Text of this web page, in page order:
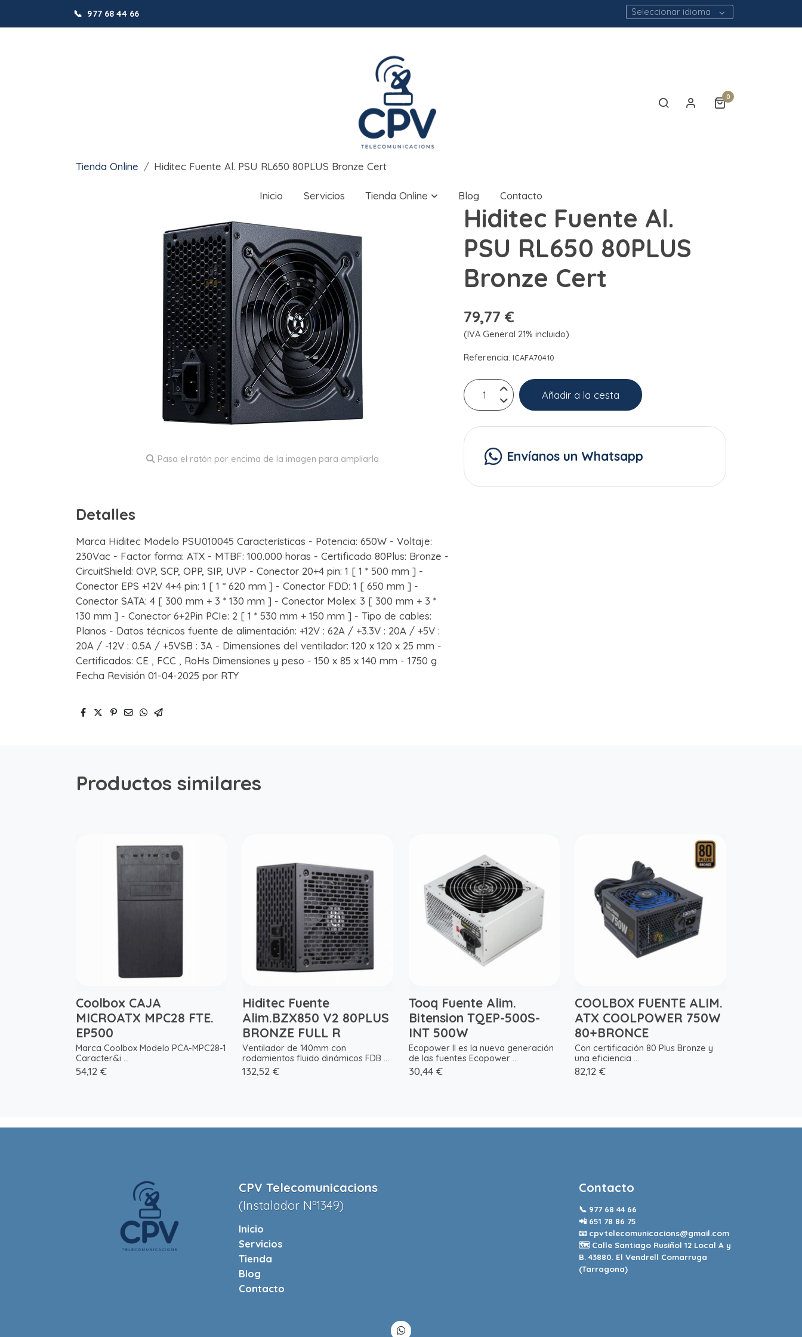
📞 977 68 44 66 Seleccionar idioma
0
Inicio Servicios Tienda Online Blog Contacto
Tienda Online Hiditec Fuente Al. PSU RL650 80PLUS Bronze Cert
Pasa el ratón por encima de la imagen para ampliarla
Detalles
Marca Hiditec Modelo PSU010045 Características - Potencia: 650W - Voltaje:
230Vac - Factor forma: ATX - MTBF: 100.000 horas - Certificado 80Plus: Bronze -
CircuitShield: OVP, SCP, OPP, SIP, UVP - Conector 20+4 pin: 1 [ 1 * 500 mm ] -
Conector EPS +12V 4+4 pin: 1 [ 1 * 620 mm ] - Conector FDD: 1 [ 650 mm ] -
Conector SATA: 4 [ 300 mm + 3 * 130 mm ] - Conector Molex: 3 [ 300 mm + 3 *
130 mm ] - Conector 6+2Pin PCIe: 2 [ 1 * 530 mm + 150 mm ] - Tipo de cables:
Planos - Datos técnicos fuente de alimentación: +12V : 62A / +3.3V : 20A / +5V :
20A / -12V : 0.5A / +5VSB : 3A - Dimensiones del ventilador: 120 x 120 x 25 mm -
Certificados: CE , FCC , RoHs Dimensiones y peso - 150 x 85 x 140 mm - 1750 g
Fecha Revisión 01-04-2025 por RTY
Hiditec Fuente Al.
PSU RL650 80PLUS
Bronze Cert
79,77 €
(IVA General 21% incluido)
Referencia: ICAFA70410
Añadir a la cesta
Envíanos un Whatsapp
Productos similares
Coolbox CAJA
MICROATX MPC28 FTE.
EP500
Marca Coolbox Modelo PCA-MPC28-1
Caracter&i ...
54,12 €
Hiditec Fuente
Alim.BZX850 V2 80PLUS
BRONZE FULL R
Ventilador de 140mm con
rodamientos fluido dinámicos FDB ...
132,52 €
Tooq Fuente Alim.
Bitension TQEP-500S-
INT 500W
Ecopower II es la nueva generación
de las fuentes Ecopower ...
30,44 €
COOLBOX FUENTE ALIM.
ATX COOLPOWER 750W
80+BRONCE
Con certificación 80 Plus Bronze y
una eficiencia ...
82,12 €
CPV Telecomunicacions
(Instalador Nº1349)
Inicio
Servicios
Tienda
Blog
Contacto
Contacto
📞 977 68 44 66
📲 651 78 86 75
📧 cpvtelecomunicacions@gmail.com
🗺️ Calle Santiago Rusiñol 12 Local A y
B. 43880. El Vendrell Comarruga
(Tarragona)